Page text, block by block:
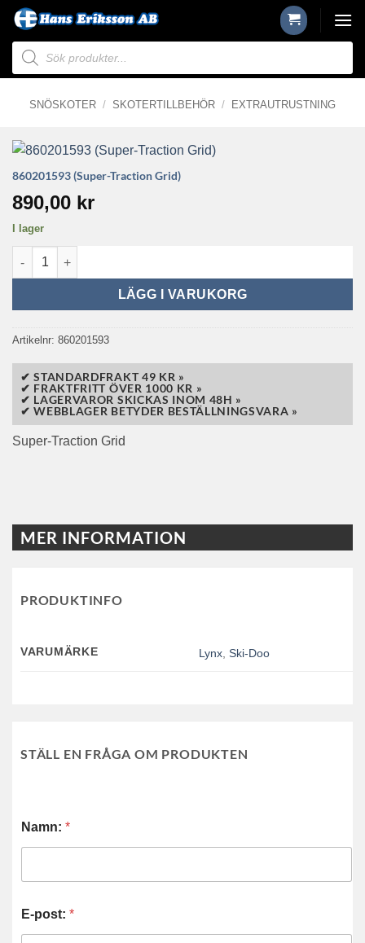
Skip
content
Produktsökning
SNÖSKOTER / SKOTERTILLBEHÖR / EXTRAUTRUSTNING
860201593 (Super-Traction Grid)
890,00 kr
I lager
860201593 (Super-Traction Grid) mängd
LÄGG I VARUKORG
Artikelnr: 860201593
✔ STANDARDFRAKT 49 KR »
✔ FRAKTFRITT ÖVER 1000 KR »
✔ LAGERVAROR SKICKAS INOM 48H »
✔ WEBBLAGER BETYDER BESTÄLLNINGSVARA »
Super-Traction Grid
MER INFORMATION
PRODUKTINFO
VARUMÄRKE Lynx ,Ski-Doo
STÄLL EN FRÅGA OM PRODUKTEN
Namn: *
E-post: *